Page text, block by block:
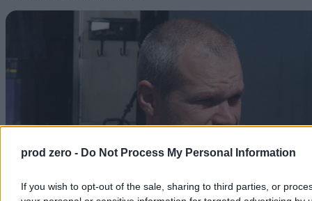
prod zero - Do Not Process My Personal Information
If you wish to opt-out of the sale, sharing to third parties, or